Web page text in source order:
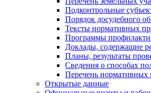
Подконтрольные
Порядок досудебного
Тексты нормативных
Программы
Доклады, содержащие
Планы, результаты
Сведения о способах
Перечень нормативных
Открытые данные